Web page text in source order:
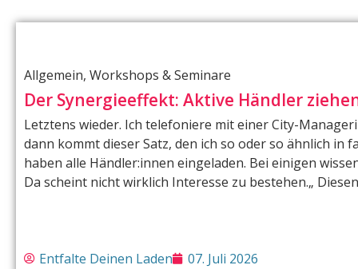
Allgemein, Workshops & Seminare
Der Synergieeffekt: Aktive Händler
Letztens wieder. Ich telefoniere mit einer City-
dann kommt dieser Satz, den ich so oder so ähnlich in
haben alle Händler:innen eingeladen. Bei einigen
Da scheint nicht wirklich Interesse zu bestehen.„
Entfalte Deinen Laden 07. Juli 2026